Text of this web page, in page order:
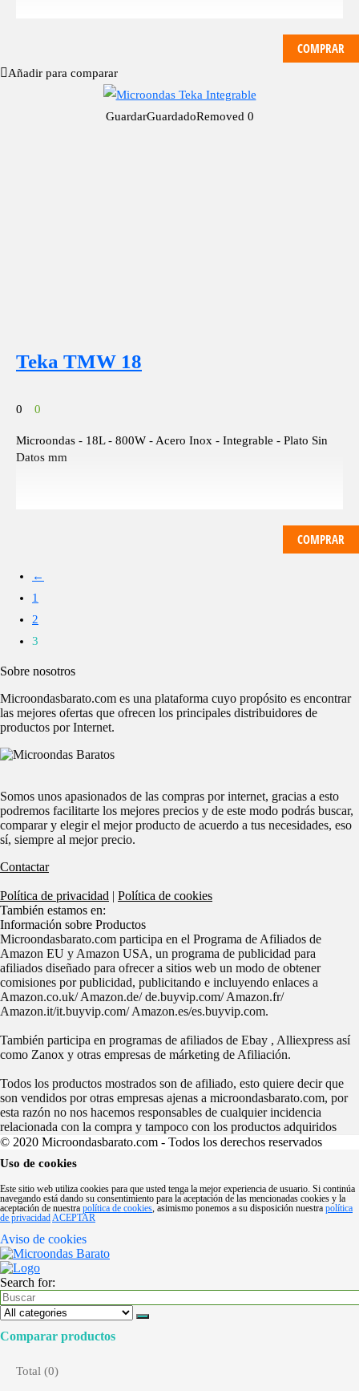
COMPRAR
Añadir para comparar
GuardarGuardadoRemoved 0
Teka TMW 18
0 0
Microondas - 18L - 800W - Acero Inox - Integrable - Plato Sin
Datos mm
COMPRAR
←
1
2
3
Sobre nosotros
Microondasbarato.com es una plataforma cuyo propósito es encontrar
las mejores ofertas que ofrecen los principales distribuidores de
productos por Internet.
Somos unos apasionados de las compras por internet, gracias a esto
podremos facilitarte los mejores precios y de este modo podrás buscar,
comparar y elegir el mejor producto de acuerdo a tus necesidades, eso
sí, siempre al mejor precio.
Contactar
Política de privacidad | Política de cookies
También estamos en:
Información sobre Productos
Microondasbarato.com participa en el Programa de Afiliados de
Amazon EU y Amazon USA, un programa de publicidad para
afiliados diseñado para ofrecer a sitios web un modo de obtener
comisiones por publicidad, publicitando e incluyendo enlaces a
Amazon.co.uk/ Amazon.de/ de.buyvip.com/ Amazon.fr/
Amazon.it/it.buyvip.com/ Amazon.es/es.buyvip.com.
También participa en programas de afiliados de Ebay , Alliexpress así
como Zanox y otras empresas de márketing de Afiliación.
Todos los productos mostrados son de afiliado, esto quiere decir que
son vendidos por otras empresas ajenas a microondasbarato.com, por
esta razón no nos hacemos responsables de cualquier incidencia
relacionada con la compra y tampoco con los productos adquiridos
© 2020 Microondasbarato.com - Todos los derechos reservados
Uso de cookies
Este sitio web utiliza cookies para que usted tenga la mejor experiencia de usuario. Si continúa
navegando está dando su consentimiento para la aceptación de las mencionadas cookies y la
aceptación de nuestra política de cookies, asimismo ponemos a su disposición nuestra política
de privacidadACEPTAR
Aviso de cookies
Search for:
Comparar productos
Total (0)